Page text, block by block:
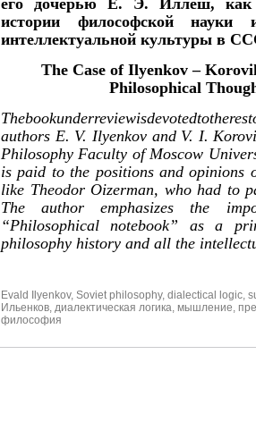
истории философской науки
интеллектуальной культуры в
The Case of Ilyenkov –
Philosophical
Thebookunderreviewisdevotedtothe
authors E. V. Ilyenkov and V. I.
Philosophy Faculty of Moscow
is paid to the positions and opinions
like Theodor Oizerman, who had to
The author emphasizes the
“Philosophical notebook” as a
philosophy history and all the
Evald Ilyenkov, Soviet philosophy, dialectical logic
Ильенков диалектическая логика мышление
философия